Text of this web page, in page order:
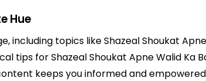
Hue
including topics like Shazeal Shoukat
tips for Shazeal Shoukat Apne Walid Ka
keeps you informed and